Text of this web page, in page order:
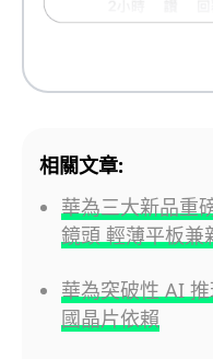
相關文章:
華為三大新品重
鏡頭 輕薄平板兼
華為突破性 AI
國晶片依賴